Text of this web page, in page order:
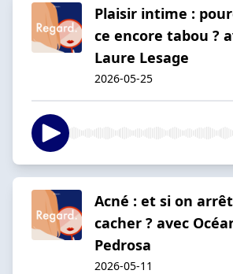
Plaisir intime :
ce encore tabou ?
Laure Lesage
2026-05-25
Acné : et si on
cacher ? avec
Pedrosa
2026-05-11